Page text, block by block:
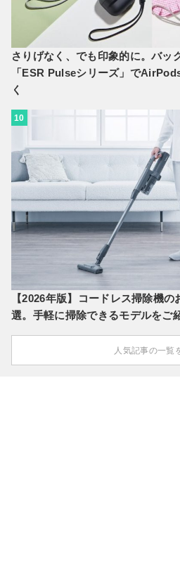
さりげなく、でも印象的に。バッ
「ESR Pulseシリーズ」で
く
10
【2026年版】コードレス掃除機
選。手軽に掃除できるモデルをご
人気記事の一覧